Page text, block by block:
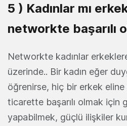
5 ) Kadınlar mı
networkte başarılı
Networkte kadınlar
üzerinde.. Bir kadın eğer
öğrenirse, hiç bir erkek
ticarette başarılı olmak için
yapabilmek, güçlü ilişkiler